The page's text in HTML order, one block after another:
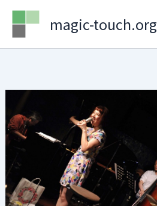
Skip
content
magic-touch.org